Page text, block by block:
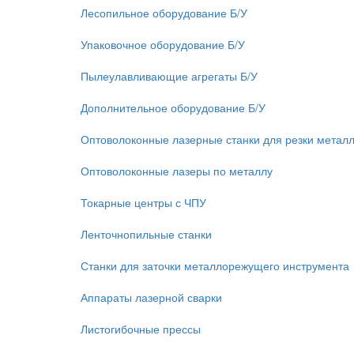
Лесопильное оборудование Б/У
Упаковочное оборудование Б/У
Пылеулавливающие агрегаты Б/У
Дополнительное оборудование Б/У
Оптоволоконные лазерные станки для резки
Оптоволоконные лазеры по металлу
Токарные центры с ЧПУ
Ленточнопильные станки
Станки для заточки металлорежущего инструмента
Аппараты лазерной сварки
Листогибочные прессы